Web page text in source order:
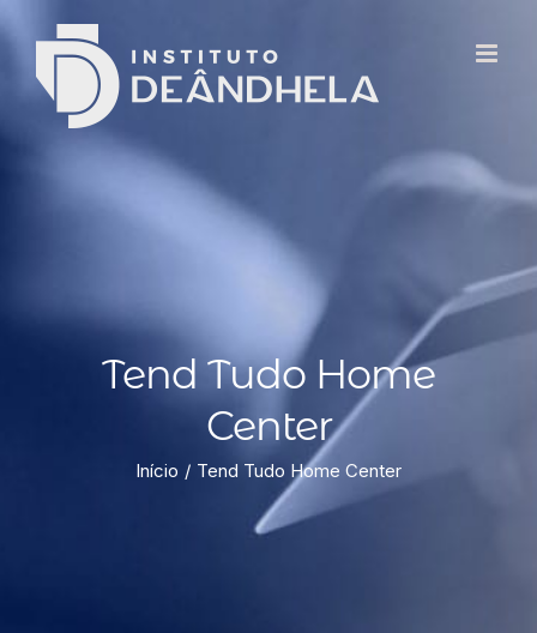
Tend Tudo Home
Center
Início Tend Tudo Home Center